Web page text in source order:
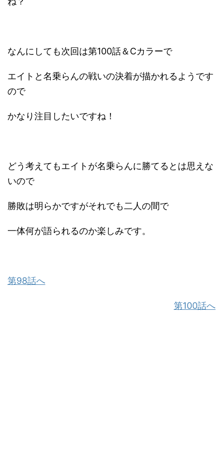
なんにしても次回は第100話＆Cカラーで
エイトと名乗らんの戦いの決着が描かれるようです
ので
かなり注目したいですね！
どう考えてもエイトが名乗らんに勝てるとは思えな
いので
勝敗は明らかですがそれでも二人の間で
一体何が語られるのか楽しみです。
第98話へ
第100話へ